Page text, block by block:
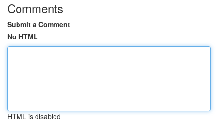
Comments
Submit a Comment
No HTML
HTML is disabled